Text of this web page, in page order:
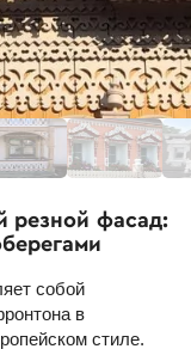
резной фасад:
собой
в
стиле.